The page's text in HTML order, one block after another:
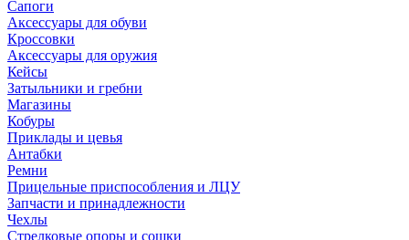
Сапоги
Аксессуары для обуви
Кроссовки
Аксессуары для оружия
Кейсы
Затыльники и гребни
Магазины
Кобуры
Приклады и цевья
Антабки
Ремни
Прицельные приспособления и ЛЦУ
Запчасти и принадлежности
Чехлы
Стрелковые опоры и сошки